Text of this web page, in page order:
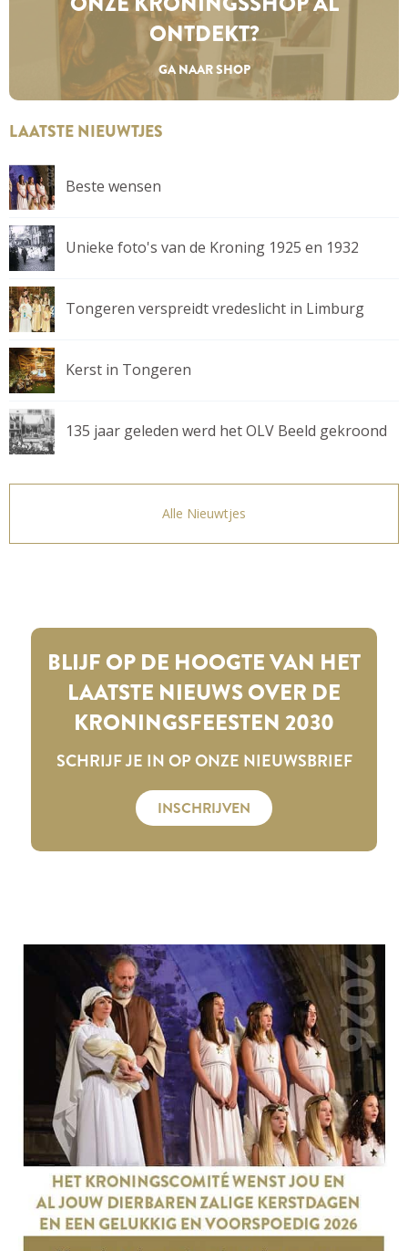
ONTDEKT?
GA NAAR SHOP
LAATSTE NIEUWTJES
Beste wensen
Unieke foto's van de Kroning 1925 en 1932
Tongeren verspreidt vredeslicht in Limburg
Kerst in Tongeren
135 jaar geleden werd het OLV Beeld gekroond
Alle Nieuwtjes
BLIJF OP DE HOOGTE VAN HET
LAATSTE NIEUWS OVER DE
KRONINGSFEESTEN 2030
SCHRIJF JE IN OP ONZE NIEUWSBRIEF
INSCHRIJVEN